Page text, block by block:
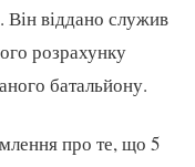
Він віддано служив
розрахунку
батальйону.
про те, що 5